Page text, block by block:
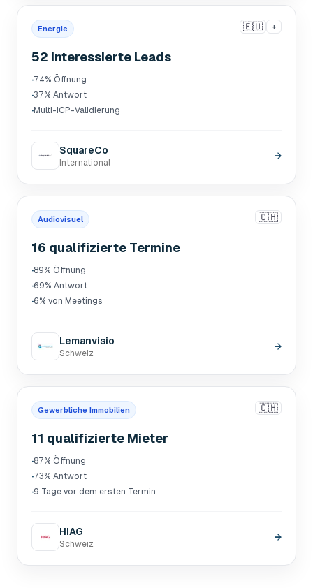
Energie 🇪🇺 +
52 interessierte Leads
·74% Öffnung
·37% Antwort
·Multi-ICP-Validierung
SquareCo
International
→
Audiovisuel 🇨🇭
16 qualifizierte Termine
·89% Öffnung
·69% Antwort
·6% von Meetings
Lemanvisio
Schweiz
→
Gewerbliche Immobilien 🇨🇭
11 qualifizierte Mieter
·87% Öffnung
·73% Antwort
·9 Tage vor dem ersten Termin
HIAG
Schweiz
→